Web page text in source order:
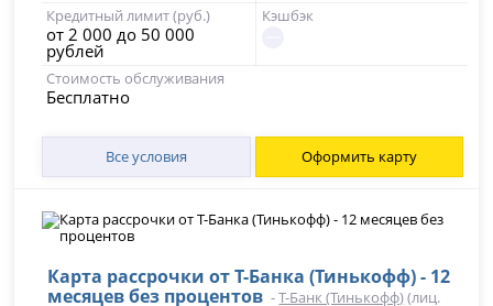
Кредитный лимит (руб.)
от 2 000 до 50 000
рублей
Кэшбэк
Стоимость обслуживания
Бесплатно
Все условия Оформить карту
Карта рассрочки от Т-Банка (Тинькофф) - 12
месяцев без процентов -Т-Банк (Тинькофф)(лиц.